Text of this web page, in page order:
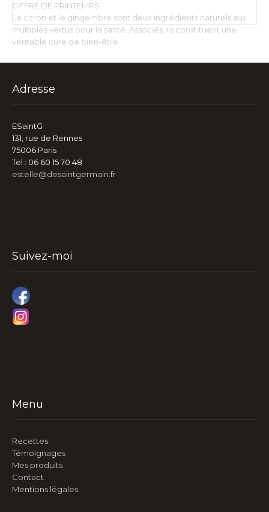
OFFRE DE PRINTEMPS
Le citron et le gingembre sont deux ingrédients naturels aux
multiples vertus pour la santé. Associés, ils constituent une
véritable cure de bien-être.
Adresse
ESaintG
131, rue de Rennes
75006 Paris
Tel : 06 60 15 70 48
estelle@desaintgermain.fr
Suivez-moi
Menu
Recettes
Témoignages
Mes produits
Contact
Mentions légales